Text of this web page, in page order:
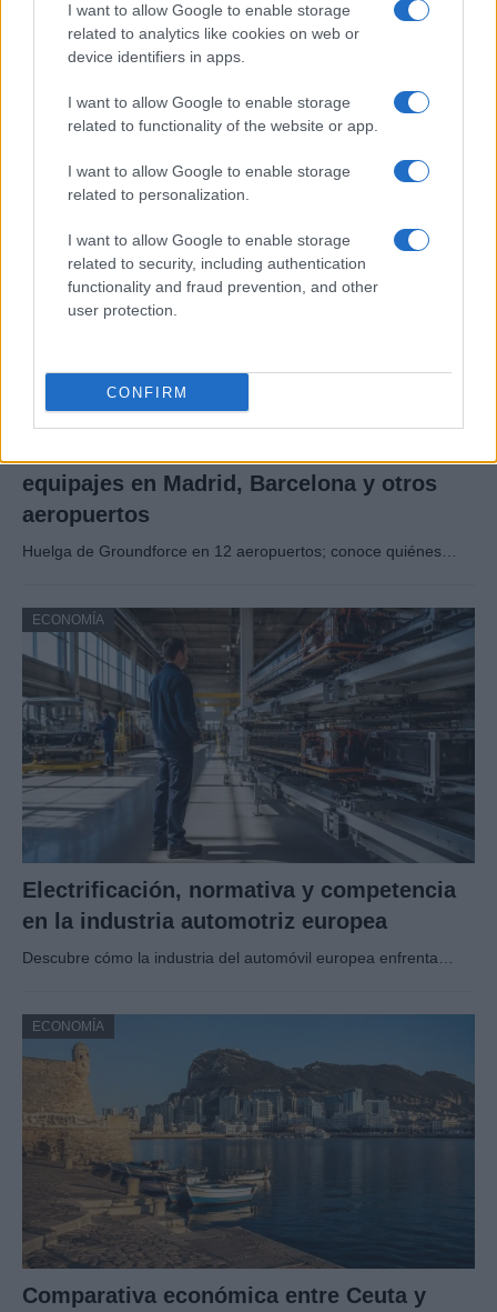
I want to allow Google to enable storage
related to analytics like cookies on web or
device identifiers in apps.
I want to allow Google to enable storage
related to functionality of the website or app.
I want to allow Google to enable storage
related to personalization.
I want to allow Google to enable storage
related to security, including authentication
functionality and fraud prevention, and other
user protection.
CONFIRM
Cómo medir la productividad por hora
Explora la productividad desde diferentes ángulos y su…
equipajes en Madrid, Barcelona y otros
aeropuertos
Huelga de Groundforce en 12 aeropuertos; conoce quiénes…
ECONOMÍA
Electrificación, normativa y competencia
en la industria automotriz europea
Descubre cómo la industria del automóvil europea enfrenta…
ECONOMÍA
Comparativa económica entre Ceuta y